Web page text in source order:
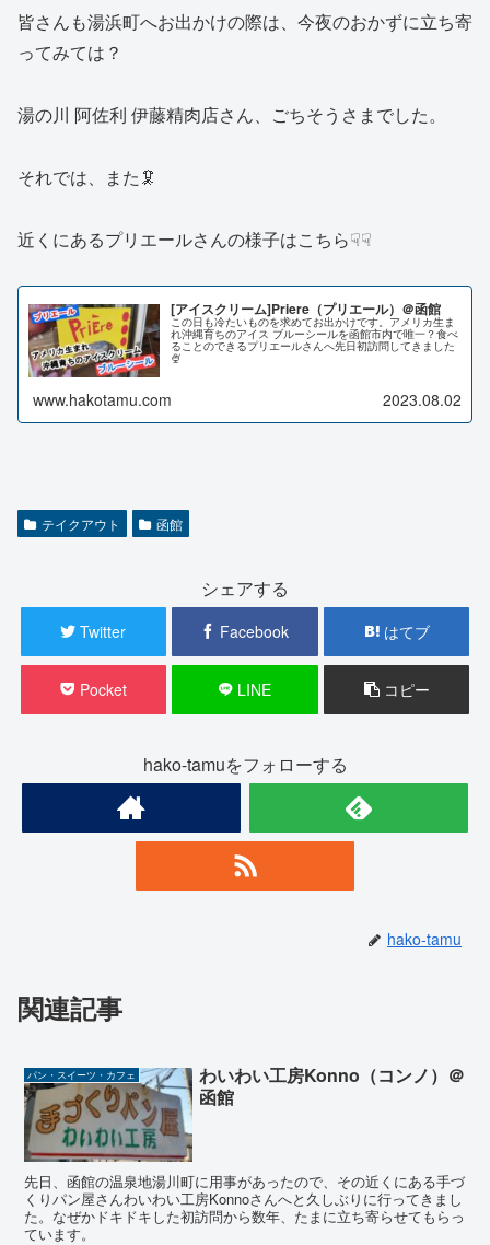
皆さんも湯浜町へお出かけの際は、今夜のおかずに立ち寄
ってみては？
湯の川 阿佐利 伊藤精肉店さん、ごちそうさまでした。
それでは、また🦑
近くにあるプリエールさんの様子はこちら☟☟
[アイスクリーム]Priere（プリエール）＠函館
この日も冷たいものを求めてお出かけです。アメリカ生ま
れ沖縄育ちのアイス ブルーシールを函館市内で唯一？食べ
ることのできるプリエールさんへ先日初訪問してきました
🍨
www.hakotamu.com 2023.08.02
テイクアウト 函館
シェアする
Twitter Facebook はてブ
Pocket LINE コピー
hako-tamuをフォローする
hako-tamu
関連記事
パン・スイーツ・カフェ
わいわい工房Konno（コンノ）＠
函館
先日、函館の温泉地湯川町に用事があったので、その近くにある手づ
くりパン屋さんわいわい工房Konnoさんへと久しぶりに行ってきまし
た。なぜかドキドキした初訪問から数年、たまに立ち寄らせてもらっ
ています。